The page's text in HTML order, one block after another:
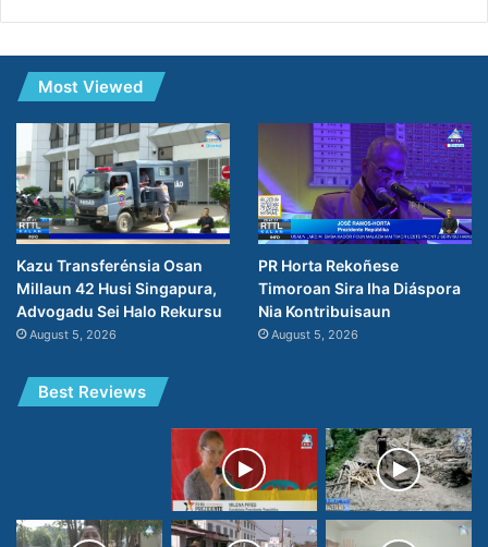
Most Viewed
Kazu Transferénsia Osan
Millaun 42 Husi Singapura,
Advogadu Sei Halo Rekursu
August 5, 2026
PR Horta Rekoñese
Timoroan Sira Iha Diáspora
Nia Kontribuisaun
August 5, 2026
Best Reviews